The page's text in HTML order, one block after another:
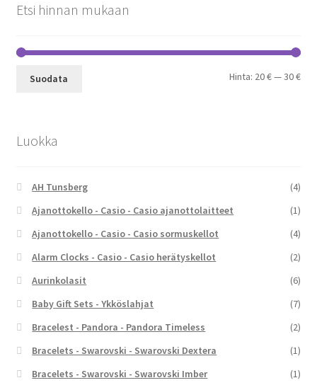
Etsi hinnan mukaan
Suodata Hinta: 20 €—30 €
Luokka
AH Tunsberg
(4)
Ajanottokello - Casio - Casio ajanottolaitteet
(1)
Ajanottokello - Casio - Casio sormuskellot
(4)
Alarm Clocks - Casio - Casio herätyskellot
(2)
Aurinkolasit
(6)
Baby Gift Sets - Ykköslahjat
(7)
Bracelest - Pandora - Pandora Timeless
(2)
Bracelets - Swarovski - Swarovski Dextera
(1)
Bracelets - Swarovski - Swarovski Imber
(1)